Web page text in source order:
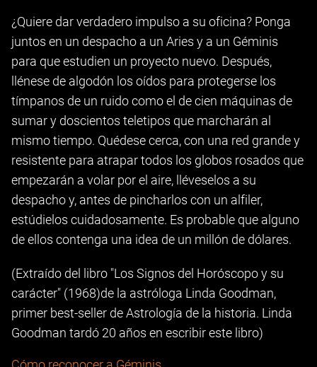
¿Quiere dar verdadero impulso a su oficina? Ponga
juntos en un despacho a un Aries y a un Géminis
para que estudien un proyecto nuevo. Después,
llénese de algodón los oídos para protegerse los
tímpanos de un ruido como el de cien máquinas de
sumar y doscientos teletipos que marcharán al
mismo tiempo. Quédese cerca, con una red grande y
resistente para atrapar todos los globos rosados que
empezarán a volar por el aire, lléveselos a su
despacho y, antes de pincharlos con un alfiler,
estúdielos cuidadosamente. Es probable que alguno
de ellos contenga una idea de un millón de dólares.
(Extraído del libro "Los Signos del Horóscopo y su
carácter" (1968)de la astróloga Linda Goodman,
primer best-seller de Astrología de la historia. Linda
Goodman tardó 20 años en escribir este libro)